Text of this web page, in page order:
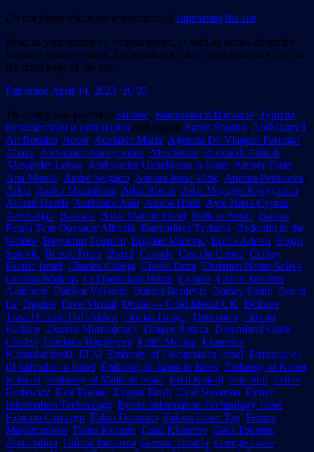
Do not forget about the importance of supporting the site
Send us your stories on various topics, as well as stories about the
business you are doing. It is possible to place your company logo on
the main page of the site.
Published April 14, 2023 20:05
This entry was posted in Бизнес, Выставки в Израиле, Туризм,
путешествия и кулинария and tagged Aaron Shustin, Abdelkamel
Ait Bouskri, Accor, Adelaide Maria, Agencia De Vlagens Portugal,
Ahava, Aleksandr Kudryavtsev, Ales Sturm, Alexandr Zhitnik,
Alexandre Leitao, Ambasador Uzbekistan in Israel, Amber Tours,
Ana Morais, Andre Salgado, Andrea Jemc Vidic, Andrea Petrusova,
Arkia, Asako Mizushima, Atlas Romis, Atlas Voyages Kyrgyzstan,
Atrium Hotels, Authentic Asia, Axxos Hotel, Ayia Napa Cyprus,
Azerbaijan, Bahrain, Baku Mariott Hotel, Balkan Pearls, Balkan
Pearls Tour Operator Albania, Bancorbras Turismo, Bedouim in the
Galilee, Binyamin Tourism, Bogdan Micovic, Boico Adrian, Bojan
Sutovic, Bosuk Tours, Brazil, Canada, Canada Center, Cathay
Pacific Israel, Charles Calleja, Choko Beza, Christian Neme Soliva,
Cosima Watkins, Ct Operadora Brazil, Cyprus, Czech Tourism
Authority, Dalibor Vukovic, Danica Banjevic, Darsey Smith, David
Le, Dguide, Dive Virtual, Dnata — Gold Medal UK, Dolores
Travel Group Uzbekistan, Domas Dargis, Domundo, Donata
Katkute, Doston Muminjonov, Dragos Sonica, Dreamland Oasis
Chakvi, Durdana Baghiyeva, Edith Molina, Ekaterine
Kalandarishvili, El Al, Embassy of Colombia in Israel, Embassy of
El Salvador in Israel, Embassy of Japan in Israel, Embassy of Korea
in Israel, Embassy of Malta in Israel, Emil Kukalj, Eric Suh, Esther
Rotlewicz, Eva Tsabali, Evgeni Brish, Eyal Solomon, Eynav
Information Technology, Eynav Information Technology Israel,
Fabiano Camargo, Fabio Frassetto, Falcon Laser Tag, Feruza
Makhmudova, Fiona Kosmin, Fuad Khaimov, Galil Tourism
Association, Galina Tarasova, Gassan Tarabia, George Lazar,